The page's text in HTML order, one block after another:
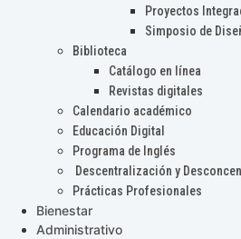
Proyectos
Simposio de
Biblioteca
Catálogo en línea
Revistas digitales
Calendario académico
Educación Digital
Programa de Inglés
Descentralización y
Prácticas Profesionales
Bienestar
Administrativo